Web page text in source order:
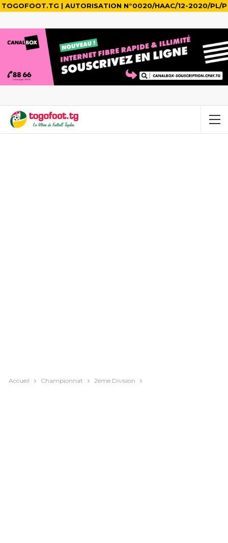
TOGOFOOT.TG | AUTORISATION N°0020/HAAC/12-2020/PL/P
Accueil Championnat 2ème Division